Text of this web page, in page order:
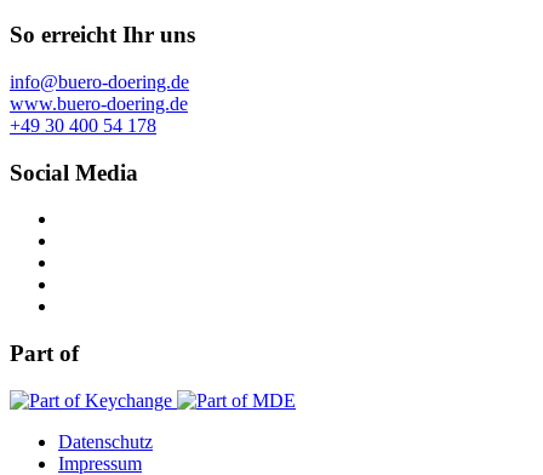
So erreicht Ihr uns
info@buero-doering.de
www.buero-doering.de
+49 30 400 54 178
Social Media
Part of
Datenschutz
Impressum